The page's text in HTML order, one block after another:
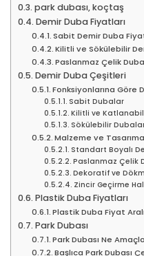
park dubası, koçtaş
Demir Duba Fiyatları
Sabit Demir Duba
Kilitli ve Sökülebilir
Paslanmaz Çelik
Demir Duba Çeşitleri
Fonksiyonlarına Göre
Sabit Dubalar
Kilitli ve
Sökülebilir
Malzeme ve
Standart Boyalı
Paslanmaz Çelik
Dekoratif ve
Zincir Geçirme
Plastik Duba Fiyatları
Plastik Duba Fiyat
Park Dubası
Park Dubası Ne
Başlıca Park Dubası